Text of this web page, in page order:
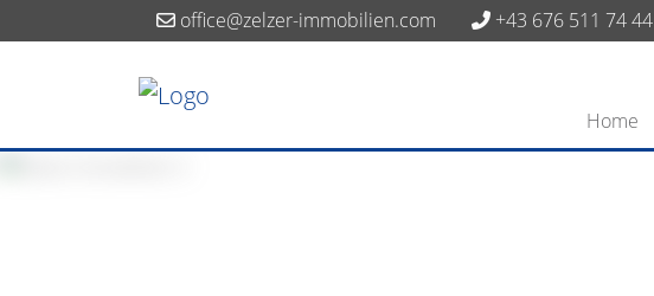
office@zelzer-immobilien.com +43 676 511 74 44
Home